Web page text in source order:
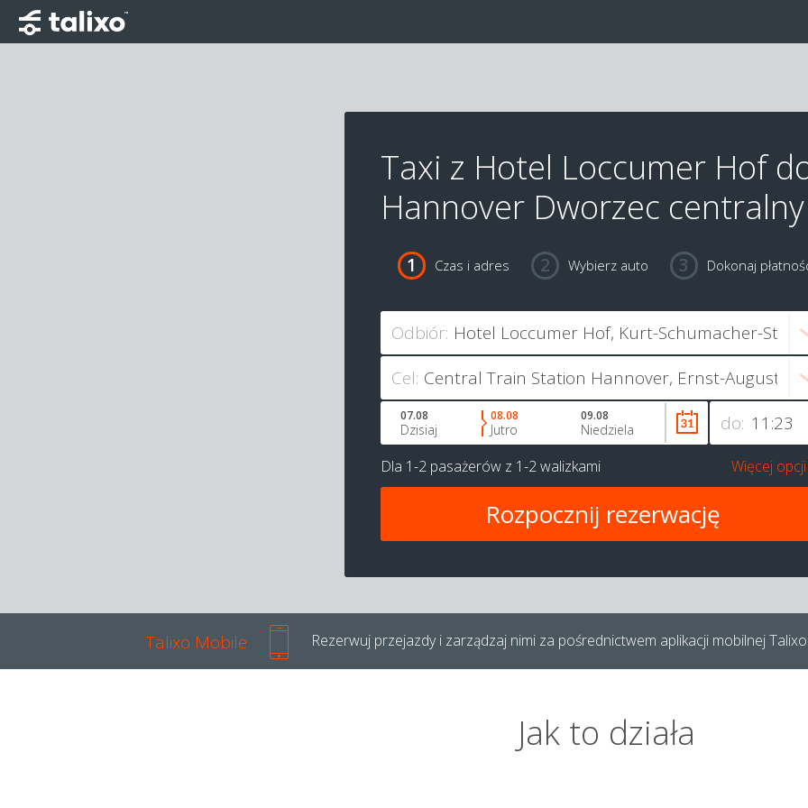
Taxi z Hotel Loccumer Hof
Hannover Dworzec centralny
Czas i adres Wybierz auto Dokonaj
Odbiór:
Cel:
do:
07.08
Dzisiaj
08.08
Jutro
09.08
Niedziela
Dla 1-2 pasażerów z 1-2 walizkami Więcej opcji
Talixo Mobile Rezerwuj przejazdy i zarządzaj nimi za pośrednictwem aplikacji mobilnej
Jak to działa